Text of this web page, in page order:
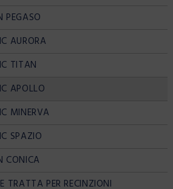
PEGASO
AURORA
TITAN
APOLLO
MINERVA
SPAZIO
CONICA
TRATTA PER RECINZIONI